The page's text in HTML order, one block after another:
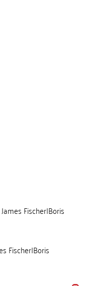
Fischer|Boris
Fischer|Boris